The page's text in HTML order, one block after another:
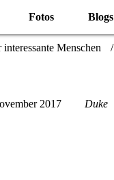
Fotos Blogs
Menschen
2017
Duke